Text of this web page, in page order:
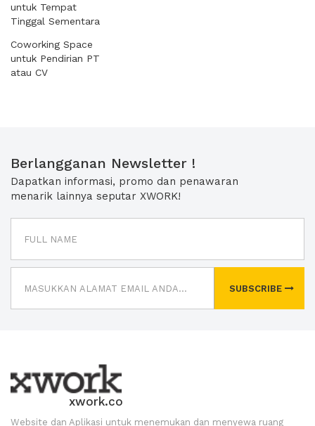
untuk Tempat
Tinggal Sementara
Coworking Space
untuk Pendirian PT
atau CV
Berlangganan Newsletter !
Dapatkan informasi, promo dan penawaran
menarik lainnya seputar XWORK!
SUBSCRIBE
xwork.co
Website dan Aplikasi untuk menemukan dan menyewa ruang